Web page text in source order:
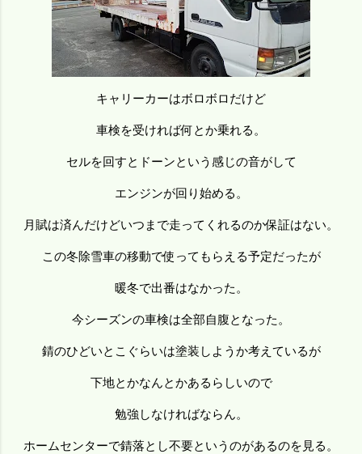
キャリーカーはボロボロだけど
車検を受ければ何とか乗れる。
セルを回すとドーンという感じの音がして
エンジンが回り始める。
月賦は済んだけどいつまで走ってくれるのか保証はない。
この冬除雪車の移動で使ってもらえる予定だったが
暖冬で出番はなかった。
今シーズンの車検は全部自腹となった。
錆のひどいとこぐらいは塗装しようか考えているが
下地とかなんとかあるらしいので
勉強しなければならん。
ホームセンターで錆落とし不要というのがあるのを見る。